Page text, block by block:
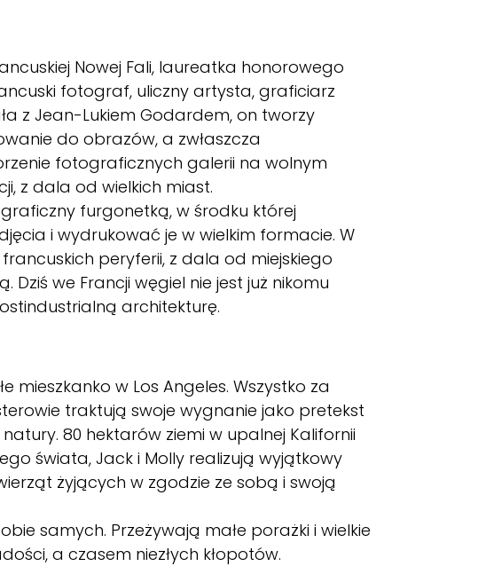
Nowej Fali, laureatka honorowego
fotograf, uliczny artysta, graficiarz
z Jean-Lukiem Godardem, on tworzy
do obrazów, a zwłaszcza
fotograficznych galerii na wolnym
z dala od wielkich miast.
furgonetką, w środku której
i wydrukować je w wielkim formacie. W
peryferii, z dala od miejskiego
Dziś we Francji węgiel nie jest już nikomu
architekturę.
mieszkanko w Los Angeles. Wszystko za
traktują swoje wygnanie jako pretekst
80 hektarów ziemi w upalnej Kalifornii
świata, Jack i Molly realizują wyjątkowy
żyjących w zgodzie ze sobą i swoją
samych. Przeżywają małe porażki i wielkie
a czasem niezłych kłopotów.